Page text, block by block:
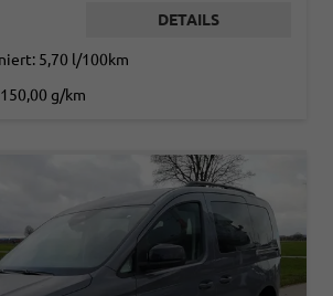
DETAILS
5,70 l/100km
150,00 g/km